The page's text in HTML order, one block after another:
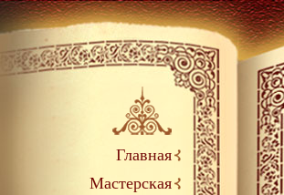
Главная
Мастерская